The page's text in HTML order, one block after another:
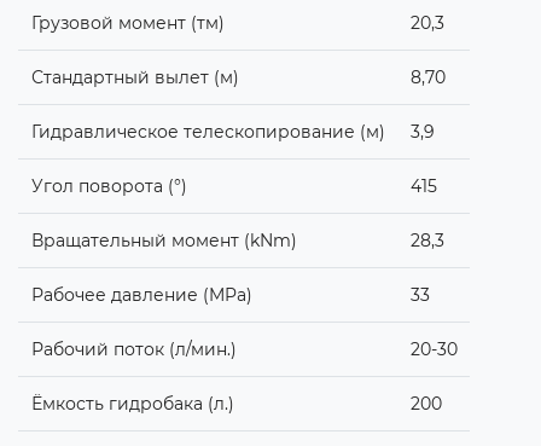
Грузовой момент (тм) 20,3
Стандартный вылет (м) 8,70
Гидравлическое телескопирование (м) 3,9
Угол поворота (°) 415
Вращательный момент (kNm) 28,3
Рабочее давление (MPa) 33
Рабочий поток (л/мин.) 20-30
Ёмкость гидробака (л.) 200